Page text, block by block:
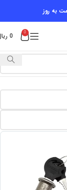
به روز
0
0